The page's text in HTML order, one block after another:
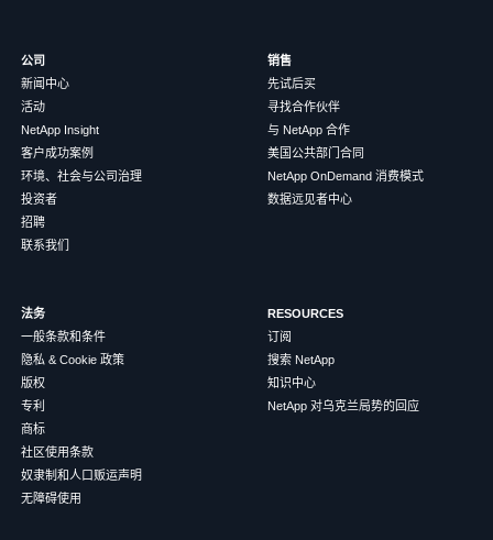
公司
新闻中心
活动
NetApp Insight
客户成功案例
环境、社会与公司治理
投资者
招聘
联系我们
销售
先试后买
寻找合作伙伴
与 NetApp 合作
美国公共部门合同
NetApp OnDemand 消费模式
数据远见者中心
法务
一般条款和条件
隐私 & Cookie 政策
版权
专利
商标
社区使用条款
奴隶制和人口贩运声明
无障碍使用
RESOURCES
订阅
搜索 NetApp
知识中心
NetApp 对乌克兰局势的回应